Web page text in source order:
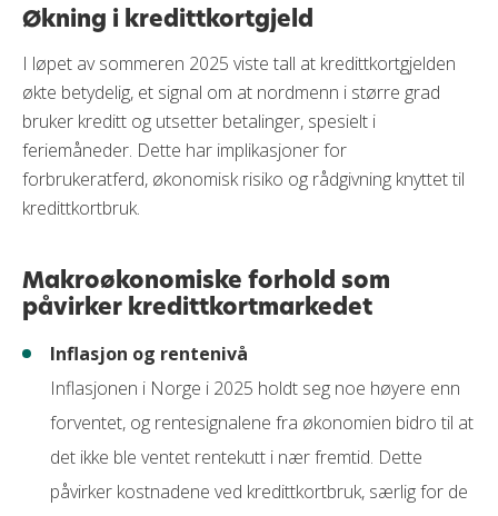
Økning i kredittkortgjeld
I løpet av sommeren 2025 viste tall at kredittkortgjelden
økte betydelig, et signal om at nordmenn i større grad
bruker kreditt og utsetter betalinger, spesielt i
feriemåneder. Dette har implikasjoner for
forbrukeratferd, økonomisk risiko og rådgivning knyttet til
kredittkortbruk.
Makroøkonomiske forhold som
påvirker kredittkortmarkedet
Inflasjon og rentenivå
Inflasjonen i Norge i 2025 holdt seg noe høyere enn
forventet, og rentesignalene fra økonomien bidro til at
det ikke ble ventet rente­kutt i nær fremtid. Dette
påvirker kostnadene ved kredittkortbruk, særlig for de